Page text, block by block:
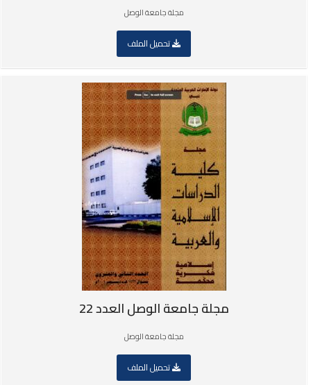
مجلة جامعة الوصل
تحميل الملف
مجلة جامعة الوصل العدد 22
مجلة جامعة الوصل
تحميل الملف